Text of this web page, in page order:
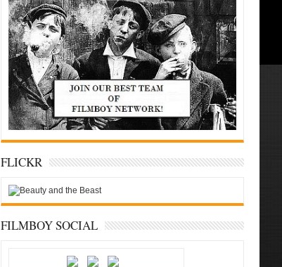
FLICKR
FILMBOY SOCIAL